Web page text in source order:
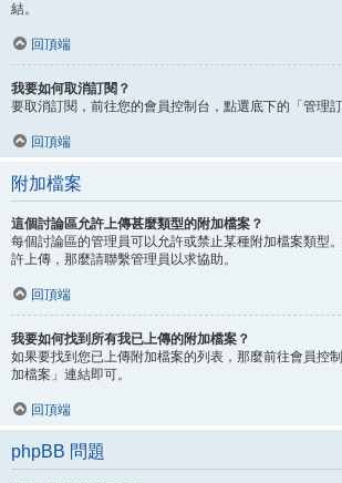
結。
回頂端
我要如何取消訂閱？
要取消訂閱，前往您的會員控制台，點選底下的「管理訂
回頂端
附加檔案
這個討論區允許上傳甚麼類型的附加檔案？
每個討論區的管理員可以允許或禁止某種附加檔案類型
許上傳，那麼請聯繫管理員以求協助。
回頂端
我要如何找到所有我已上傳的附加檔案？
如果要找到您已上傳附加檔案的列表，那麼前往會員控
加檔案」連結即可。
回頂端
phpBB 問題